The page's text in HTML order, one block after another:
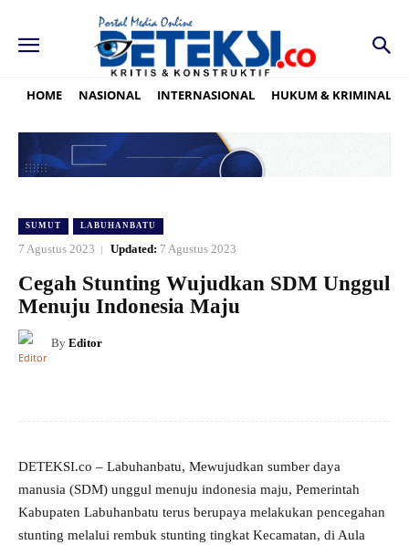
HOME NASIONAL INTERNASIONAL HUKUM & KRIMINAL
SUMUT LABUHANBATU
7 Agustus 2023 Updated: 7 Agustus 2023
Cegah Stunting Wujudkan SDM Unggul
Menuju Indonesia Maju
By Editor
DETEKSI.co – Labuhanbatu, Mewujudkan sumber daya
manusia (SDM) unggul menuju indonesia maju, Pemerintah
Kabupaten Labuhanbatu terus berupaya melakukan pencegahan
stunting melalui rembuk stunting tingkat Kecamatan, di Aula